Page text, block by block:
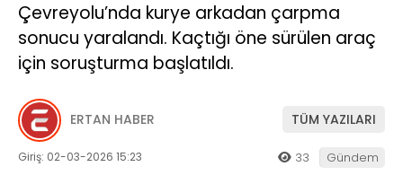
Çevreyolu’nda kurye arkadan çarpma
sonucu yaralandı. Kaçtığı öne sürülen araç
için soruşturma başlatıldı.
ERTAN HABER TÜM YAZILARI
Giriş: 02-03-2026 15:23 33 Gündem